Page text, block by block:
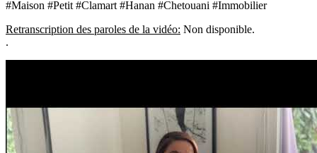
#Maison #Petit #Clamart #Hanan #Chetouani #Immobilier
Retranscription des paroles de la vidéo: Non disponible.
.